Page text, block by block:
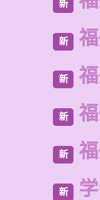
新
新
新
新
新
新